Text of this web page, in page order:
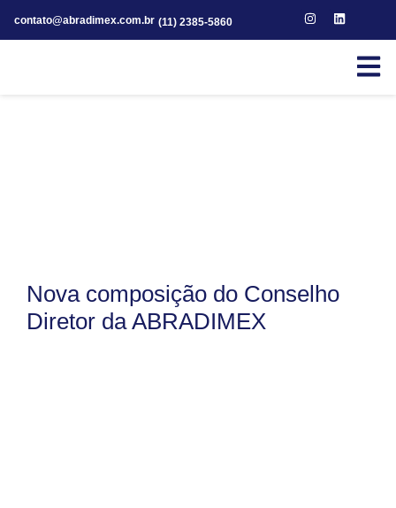
contato@abradimex.com.br (11) 2385-5860
Nova composição do Conselho
Diretor da ABRADIMEX